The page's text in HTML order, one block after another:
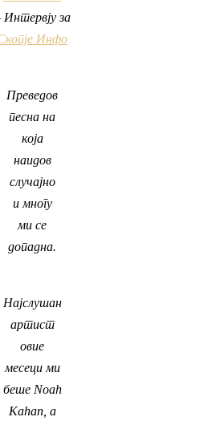
Интервју за
Инфо
Преведов
песна на
која
наидов
случајно
и многу
ми се
допадна.
Најслушан
артист
овие
месеци ми
беше Noah
Kahan, а